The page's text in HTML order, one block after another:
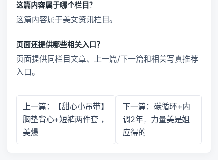
这篇内容属于哪个栏目？
这篇内容属于美女资讯栏目。
页面还提供哪些相关入口？
页面提供同栏目文章、上一篇/下一篇和相关写真推荐
入口。
上一篇：【甜心小吊带】
胸垫背心+短裤两件套 ，
美爆
下一篇：碳循环+内
调2年，力量美是姐
应得的